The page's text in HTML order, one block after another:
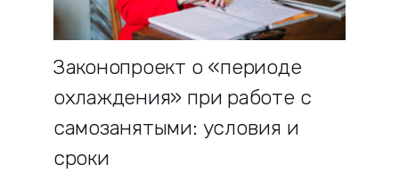
Законопроект о «периоде
охлаждения» при работе с
самозанятыми: условия и
сроки